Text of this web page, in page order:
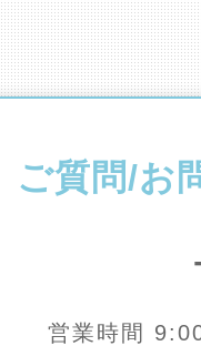
ご質問/お
営業時間